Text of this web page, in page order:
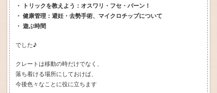
・ トリックを教えよう：オスワリ・フセ・バーン！
・ 健康管理：避妊・去勢手術、マイクロチップについて
・ 遊ぶ時間
でした♪
クレートは移動の時だけでなく、
落ち着ける場所にしておけば、
今後色々なことに役に立ちます